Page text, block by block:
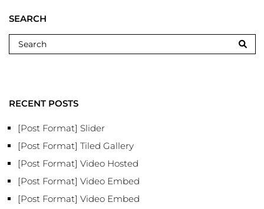
SEARCH
RECENT POSTS
[Post Format] Slider
[Post Format] Tiled Gallery
[Post Format] Video Hosted
[Post Format] Video Embed
[Post Format] Video Embed